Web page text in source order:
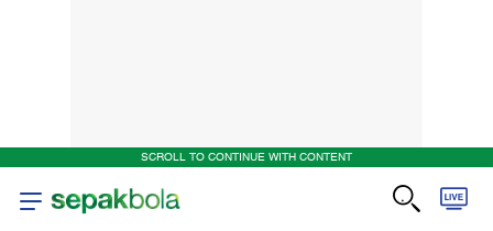
SCROLL TO CONTINUE WITH CONTENT